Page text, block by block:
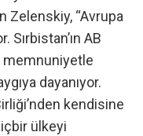
Zelenskiy, “Avrupa
AB
memnuniyetle
dayanıyor.
kendisine
ülkeyi